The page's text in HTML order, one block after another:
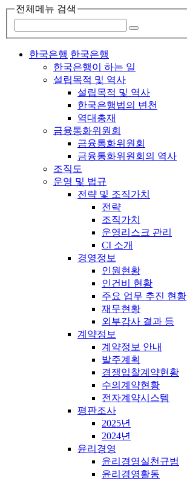
전체메뉴 검색
한국은행 한국은행
한국은행이 하는 일
설립목적 및 역사
설립목적 및 역사
한국은행법의 변천
역대총재
금융통화위원회
금융통화위원회
금융통화위원회의 역사
조직도
운영 및 법규
전략 및 조직가치
전략
조직가치
운영리스크 관리
CI 소개
경영정보
인원현황
인건비 현황
주요 업무 추진 현황
재무현황
외부감사 결과 등
계약정보
계약정보 안내
발주계획
경쟁입찰계약현황
수의계약현황
전자계약시스템
평판조사
2025년
2024년
윤리경영
윤리경영실천규범
윤리경영활동